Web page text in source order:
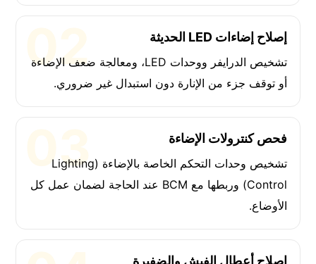
إصلاح إضاءات LED الحديثة
تشخيص الدرايفر ووحدات LED، ومعالجة ضعف الإضاءة
أو توقف جزء من الإنارة دون استبدال غير ضروري.
فحص كنترولات الإضاءة
تشخيص وحدات التحكم الخاصة بالإضاءة (Lighting
Control) وربطها مع BCM عند الحاجة لضمان عمل كل
الأوضاع.
إصلاح أعطال الفيش والضفيرة